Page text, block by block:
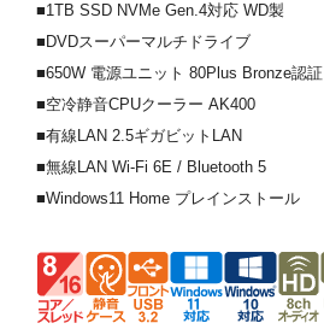
■1TB SSD NVMe Gen.4対応 WD製
■DVDスーパーマルチドライブ
■650W 電源ユニット 80Plus Bronze認証
■空冷静音CPUクーラー AK400
■有線LAN 2.5ギガビットLAN
■無線LAN Wi-Fi 6E / Bluetooth 5
■Windows11 Home プレインストール